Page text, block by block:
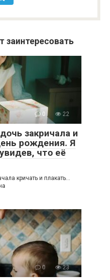
0 22
закричала и
рождения. Я
что её
кричать и плакать…
0 23